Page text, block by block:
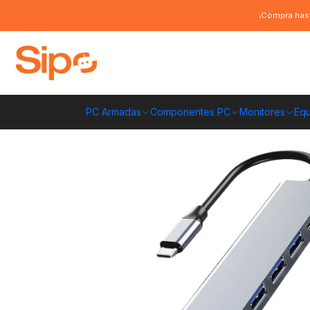
PC Armadas Componentes PC Monitores
¡Compra
Adaptador Hub 7 En 1 Tipo